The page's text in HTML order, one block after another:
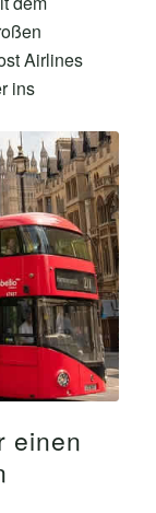
Airlines
ins
einen